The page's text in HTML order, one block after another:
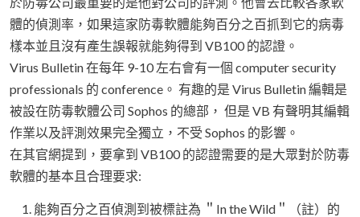
體的偵測率，如果這家防毒軟體能夠百分之百抓到它的病毒
樣本並且沒有產生誤報就能夠得到 VB100 的認證。
Virus Bulletin 在每年 9-10 左右會有一個 computer security
professionals 的 conference。 有趣的是 Virus Bulletin 編輯是
被設在防毒軟體公司 Sophos 的總部， 但是 VB 有聲明其編輯
作業以及評測效果完全獨立，不受 Sophos 的影響。
在其官網提到，要拿到 VB100 的認證需要的是大眾對於防毒
軟體的基本且合理要求:
能夠百分之百偵測到被標註為 ＂In the Wild＂（註）的